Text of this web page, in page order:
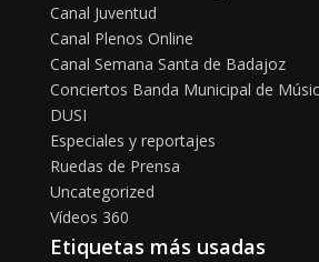
Canal Juventud
Canal Plenos Online
Canal Semana Santa de Badajoz
Conciertos Banda Municipal de
DUSI
Especiales y reportajes
Ruedas de Prensa
Uncategorized
Vídeos 360
Etiquetas más usadas